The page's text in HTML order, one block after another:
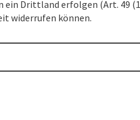
Drittland erfolgen (Art. 49
widerrufen können.